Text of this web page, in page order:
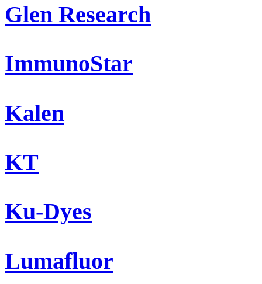
Glen Research
ImmunoStar
Kalen
KT
Ku-Dyes
Lumafluor